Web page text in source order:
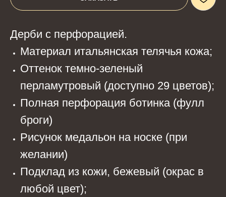
Дерби с перфорацией.
Материал итальянская телячья кожа;
Оттенок темно-зеленый
перламутровый (доступно 29 цветов);
Полная перфорация ботинка (фулл
броги)
Рисунок медальон на носке (при
желании)
Подклад из кожи, бежевый (окрас в
любой цвет);